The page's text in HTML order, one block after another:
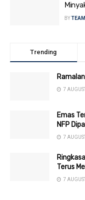
BY
Trending
7
Emas
NFP
7
Terus
7